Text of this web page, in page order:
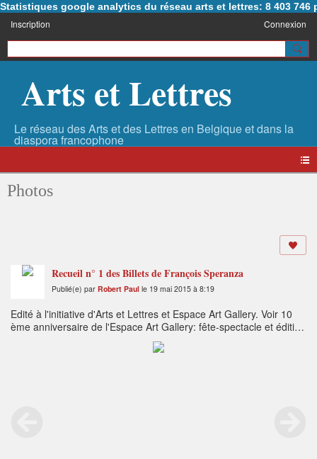
Statistiques google analytics du réseau arts et lettres: 8 403 746
Inscription Connexion
Arts et Lettres
Photos
Recueil n° 1 des Billets de François Speranza
Publié(e) par Robert Paul le 19 mai 2015 à 8:19
Edité à l'initiative d'Arts et Lettres et Espace Art Gallery. Voir 10
ème anniversaire de l'Espace Art Gallery: fête-spectacle et édition
https://artsrtlettres.ning.com/profiles/blogs/10-eme-